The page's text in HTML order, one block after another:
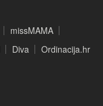
missMAMA
Diva Ordinacija.hr